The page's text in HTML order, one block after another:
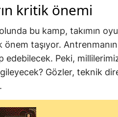
kritik önemi
bu kamp, takımın
önem taşıyor. Antrenmanın
edebilecek. Peki,
Gözler, teknik